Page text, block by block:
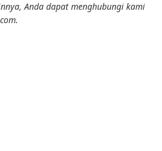
Anda dapat menghubungi kami